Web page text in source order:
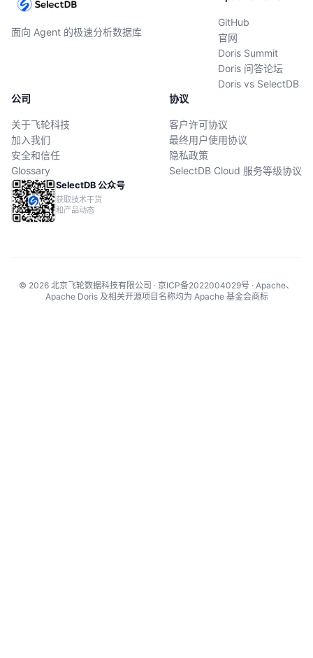
面向 Agent 的极速分析数据库
GitHub
官网
Doris Summit
Doris 问答论坛
Doris vs SelectDB
公司
关于飞轮科技
加入我们
安全和信任
Glossary
协议
客户许可协议
最终用户使用协议
隐私政策
SelectDB Cloud 服务等级协议
SelectDB 公众号
获取技术干货
和产品动态
© 2026 北京飞轮数据科技有限公司 · 京ICP备2022004029号 · Apache、
Apache Doris 及相关开源项目名称均为 Apache 基金会商标